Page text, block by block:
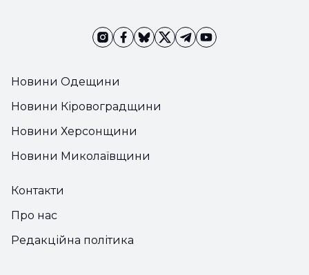
Новини Одещини
Новини Кіровоградщини
Новини Херсонщини
Новини Миколаївщини
Контакти
Про нас
Редакційна політика